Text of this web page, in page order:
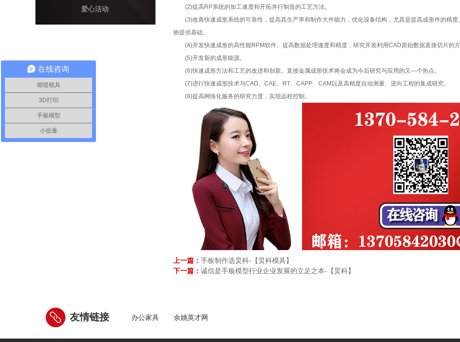
(2)提高RP系统的加工速度和开拓并行制造的工艺方法。
(3)改善快速成形系统的可靠性，提高其生产率和制作大件能力，优化设备结构，尤其是提高成形件的精度
验提供基础。
(4)开发快速成形的高性能RPM软件。提高数据处理速度和精度，研究开发利用CAD原始数据直接切片的方
(5)开发新的成形能源。
(6)快速成形方法和工艺的改进和创新。直接金属成形技术将会成为今后研究与应用的又—个热点。
(7)进行快速成形技术与CAD、CAE、RT、CAPP、CAM以及高精度自动测量、逆向工程的集成研究。
(8)提高网络化服务的研究力度，实现远程控制。
上一篇： 手板制作选炅科-【炅科模具】
下一篇： 诚信是手板模型行业企业发展的立足之本-【炅科】
爱心活动
友情链接 办公家具 余姚英才网
在线咨询
熔喷模具
3D打印
手板模型
小批量